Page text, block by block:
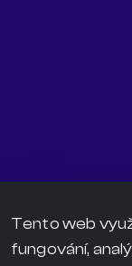
Tento web
fungování,